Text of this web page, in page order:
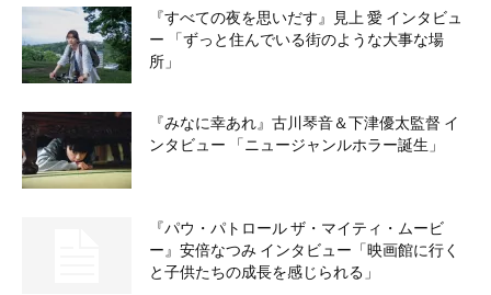
『すべての夜を思いだす』見上 愛 インタビュ
ー 「ずっと住んでいる街のような大事な場
所」
『みなに幸あれ』古川琴音＆下津優太監督 イ
ンタビュー 「ニュージャンルホラー誕生」
『パウ・パトロール ザ・マイティ・ムービ
ー』安倍なつみ インタビュー「映画館に行く
と子供たちの成長を感じられる」